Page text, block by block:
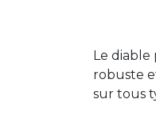
Le
robuste
sur tous